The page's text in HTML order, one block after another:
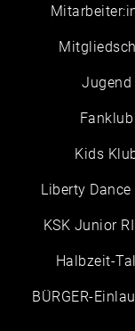
Jugend
Fanklub
Kids
Liberty Dance
KSK Junior
Halbzeit-
BÜRGER-